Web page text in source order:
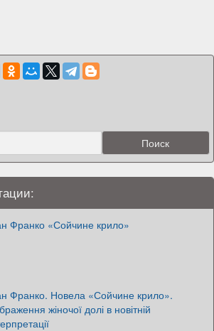
Франко «Сойчине крило»
Франко. Новела «Сойчине крило».
жіночої долі в новітній